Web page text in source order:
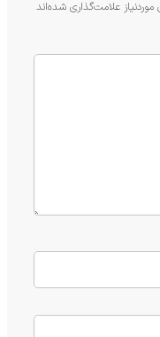
علامت‌گذاری شده‌اند